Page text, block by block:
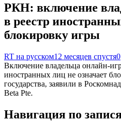
РКН: включение
в реестр
блокировку игры
RT на русском12 месяцев спустя0
Включение владельца онлайн-
иностранных лиц не означает
государства, заявили в
Beta Pte.
Навигация по